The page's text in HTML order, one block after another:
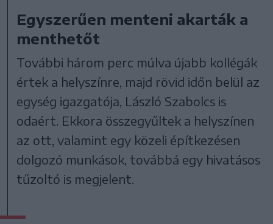
Egyszerűen menteni akarták a
menthetőt
További három perc múlva újabb kollégák
értek a helyszínre, majd rövid időn belül az
egység igazgatója, László Szabolcs is
odaért. Ekkora összegyűltek a helyszínen
az ott, valamint egy közeli építkezésen
dolgozó munkások, továbbá egy hivatásos
tűzoltó is megjelent.